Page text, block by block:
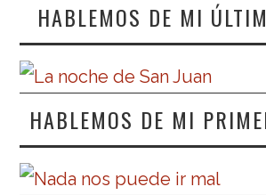
HABLEMOS DE MI
HABLEMOS DE MI